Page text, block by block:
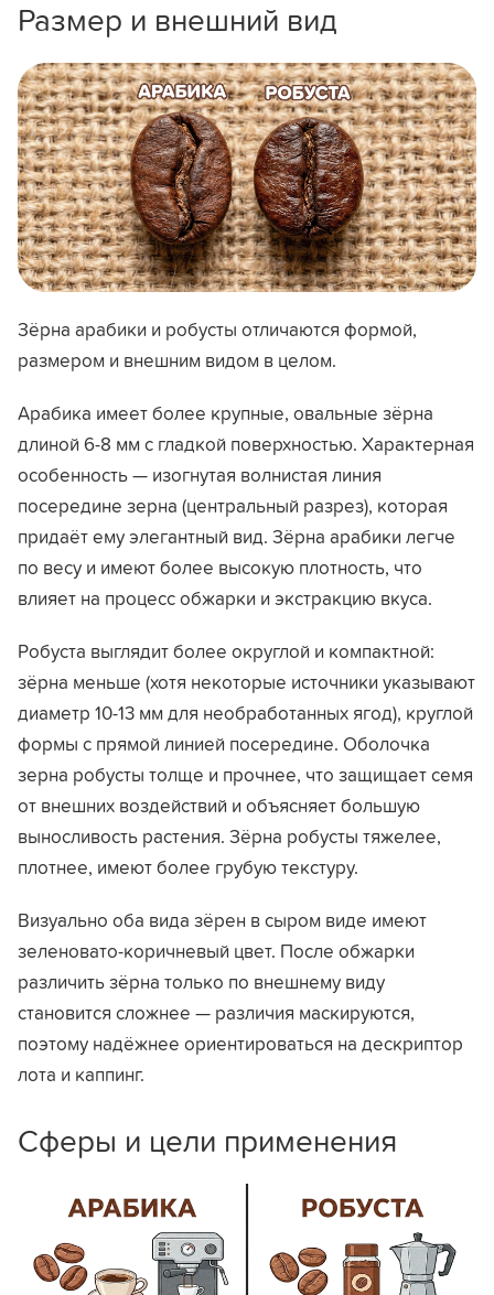
Размер и внешний вид
Зёрна арабики и робусты отличаются формой,
размером и внешним видом в целом.
Арабика имеет более крупные, овальные зёрна
длиной 6-8 мм с гладкой поверхностью. Характерная
особенность — изогнутая волнистая линия
посередине зерна (центральный разрез), которая
придаёт ему элегантный вид. Зёрна арабики легче
по весу и имеют более высокую плотность, что
влияет на процесс обжарки и экстракцию вкуса.
Робуста выглядит более округлой и компактной:
зёрна меньше (хотя некоторые источники указывают
диаметр 10-13 мм для необработанных ягод), круглой
формы с прямой линией посередине. Оболочка
зерна робусты толще и прочнее, что защищает семя
от внешних воздействий и объясняет большую
выносливость растения. Зёрна робусты тяжелее,
плотнее, имеют более грубую текстуру.
Визуально оба вида зёрен в сыром виде имеют
зеленовато-коричневый цвет. После обжарки
различить зёрна только по внешнему виду
становится сложнее — различия маскируются,
поэтому надёжнее ориентироваться на дескриптор
лота и каппинг.
Сферы и цели применения